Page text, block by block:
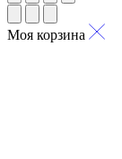
Моя корзина